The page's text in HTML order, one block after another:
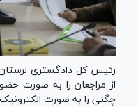
از مراجعان را به صورت
چگنی را به صورت